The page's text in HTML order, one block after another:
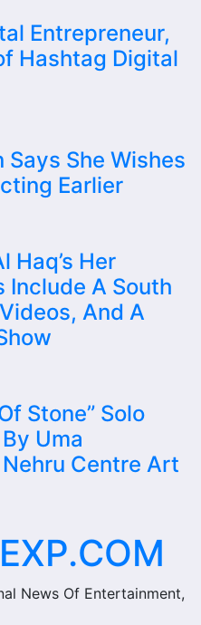
Entrepreneur,
Hashtag Digital
She Wishes
Earlier
Haq’s Her
Include A South
And A
Stone” Solo
Uma
Centre Art
News Of Entertainment,